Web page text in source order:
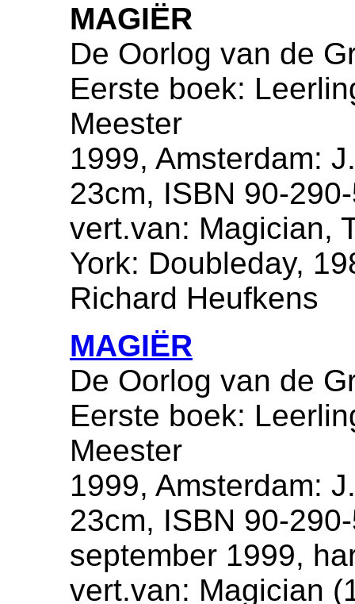
MAGIËR
De Oorlog van de
Eerste boek:
Meester
1999, Amsterdam:
23cm, ISBN 90-
vert.van: Magician,
York: Doubleday,
Richard Heufkens
MAGIËR
De Oorlog van de
Eerste boek:
Meester
1999, Amsterdam:
23cm, ISBN 90-
september 1999,
vert.van: Magician